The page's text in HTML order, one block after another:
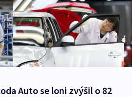
Auto se loni zvýšil o 82